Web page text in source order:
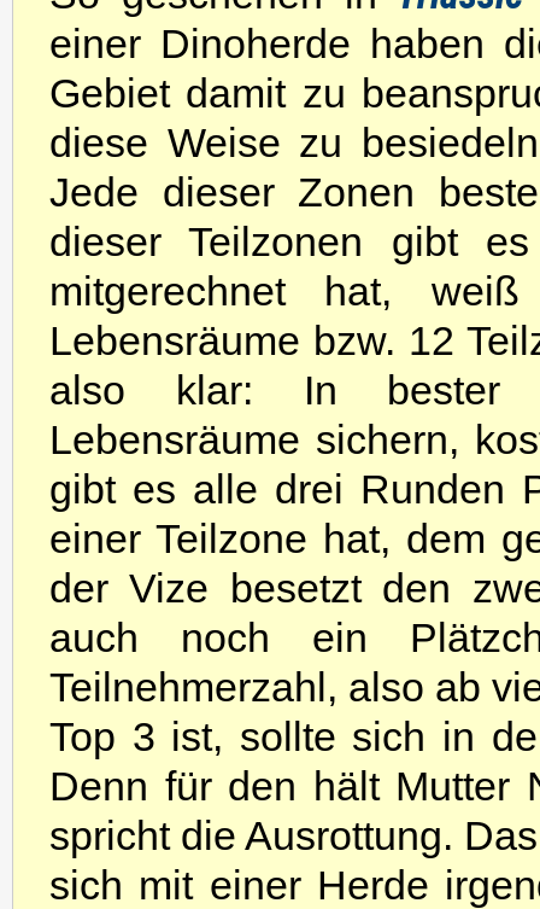
einer Dinoherde haben
Gebiet damit zu
diese Weise zu
Jede dieser Zonen
dieser Teilzonen gibt
mitgerechnet hat,
Lebensräume bzw. 12
also klar: In bester
Lebensräume sichern,
gibt es alle drei Runden
einer Teilzone hat, dem
der Vize besetzt den
auch noch ein
Teilnehmerzahl, also ab
Top 3 ist, sollte sich in
Denn für den hält Mutter
spricht die Ausrottung.
sich mit einer Herde